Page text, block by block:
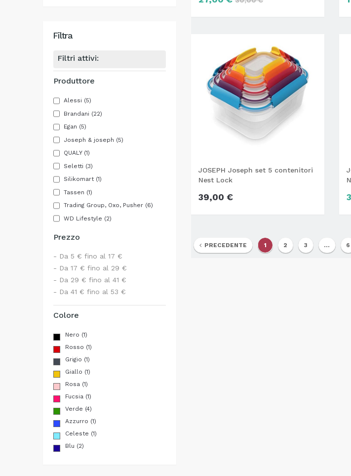
Filtra
Filtri attivi:
Produttore
Alessi (5)
Brandani (22)
Egan (5)
Joseph & joseph (5)
QUALY(1)
Seletti (3)
Silikomart(1)
Tassen (1)
Trading Group, Oxo, Pusher (6)
WD Lifestyle (2)
Prezzo
- Da 5 € fino al 17 €
- Da 17 € fino al 29 €
- Da 29 € fino al 41 €
- Da 41 € fino al 53 €
Colore
Nero (1)
Rosso (1)
Grigio (1)
Giallo (1)
Rosa (1)
Fucsia (1)
Verde (4)
Azzurro (1)
Celeste (1)
Blu (2)
JOSEPH Joseph set 5 contenitori
Nest Lock
39,00 €
PRECEDENTE 1 2 3 ... 6